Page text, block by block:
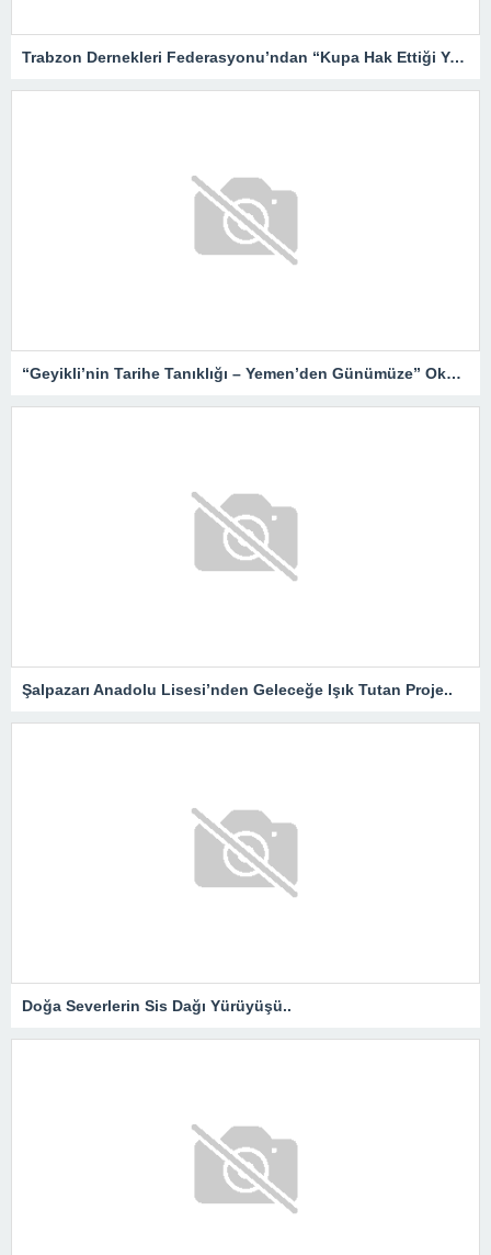
Trabzon Dernekleri Federasyonu’ndan “Kupa Hak Ettiği Yere Verilsin”
“Geyikli’nin Tarihe Tanıklığı – Yemen’den Günümüze” Okurlarıyla Buluşuyor…
Şalpazarı Anadolu Lisesi’nden Geleceğe Işık Tutan Proje..
Doğa Severlerin Sis Dağı Yürüyüşü..